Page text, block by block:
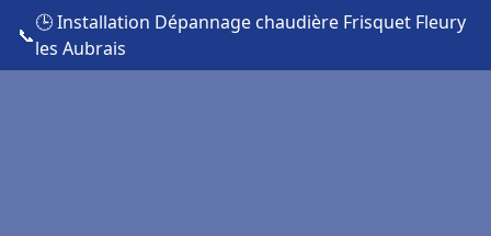
📞
🕒 Installation Dépannage chaudière Frisquet Fleury
les Aubrais